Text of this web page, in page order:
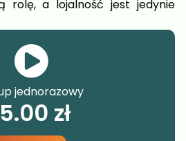
rolę, a lojalność jest jedynie
jednorazowy
zł